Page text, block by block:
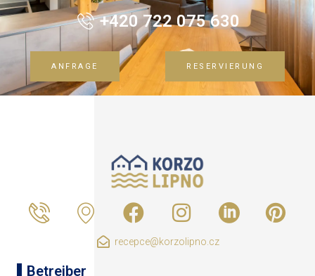
+420 722 075 630
ANFRAGE RESERVIERUNG
recepce@korzolipno.cz
Betreiber